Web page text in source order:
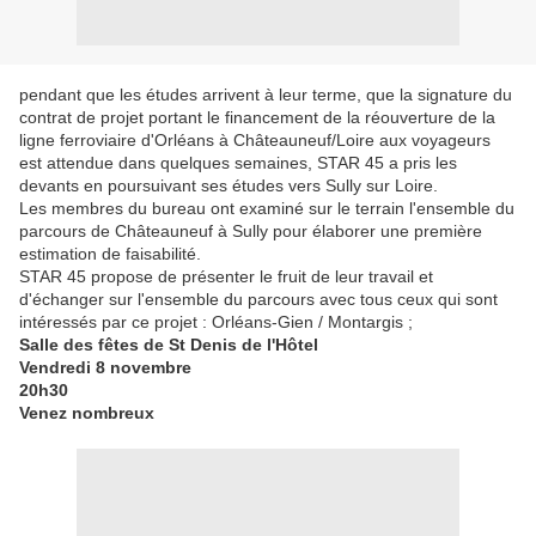
pendant que les études arrivent à leur terme, que la signature du
contrat de projet portant le financement de la réouverture de la
ligne ferroviaire d'Orléans à Châteauneuf/Loire aux voyageurs
est attendue dans quelques semaines, STAR 45 a pris les
devants en poursuivant ses études vers Sully sur Loire.
Les membres du bureau ont examiné sur le terrain l'ensemble du
parcours de Châteauneuf à Sully pour élaborer une première
estimation de faisabilité.
STAR 45 propose de présenter le fruit de leur travail et
d'échanger sur l'ensemble du parcours avec tous ceux qui sont
intéressés par ce projet : Orléans-Gien / Montargis ;
Salle des fêtes de St Denis de l'Hôtel
Vendredi 8 novembre
20h30
Venez nombreux